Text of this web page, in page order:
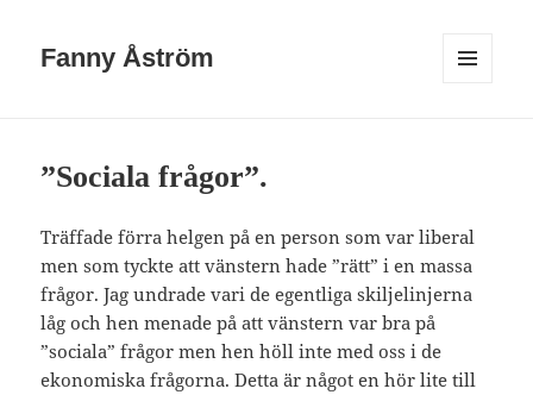
Fanny Åström
”Sociala frågor”.
Träffade förra helgen på en person som var liberal
men som tyckte att vänstern hade ”rätt” i en massa
frågor. Jag undrade vari de egentliga skiljelinjerna
låg och hen menade på att vänstern var bra på
”sociala” frågor men hen höll inte med oss i de
ekonomiska frågorna. Detta är något en hör lite till